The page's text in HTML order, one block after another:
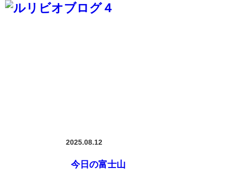
2025.08.12
今日の富士山